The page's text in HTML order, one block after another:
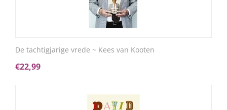
De tachtigjarige vrede ~ Kees van Kooten
€22,99